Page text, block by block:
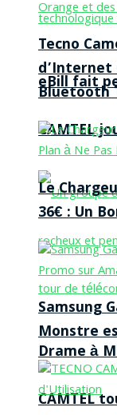
eBill fait
CAMTEL
Drame à
CAMTEL
Tecno
d’Internet
Bluetooth
Le
36€ : Un
Samsung
Monstre